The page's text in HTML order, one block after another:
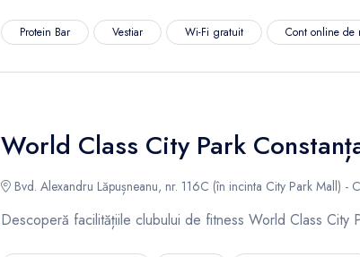
Protein Bar Vestiar Wi-Fi gratuit Cont online de
World Class City Park
Bvd. Alexandru Lăpușneanu, nr. 116C (în incinta City Park Mall) -
Descoperă facilitățiile clubului de fitness World Class City